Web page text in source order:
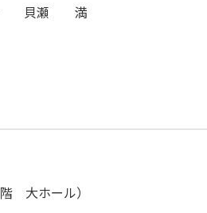
学 貝瀬 満
大ホール）